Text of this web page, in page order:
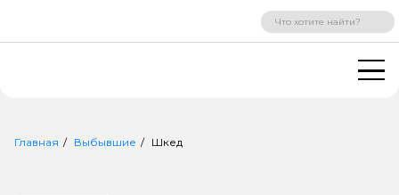
ВХОД РЕГИСТРАЦИЯ
Главная Выбывшие Шкед